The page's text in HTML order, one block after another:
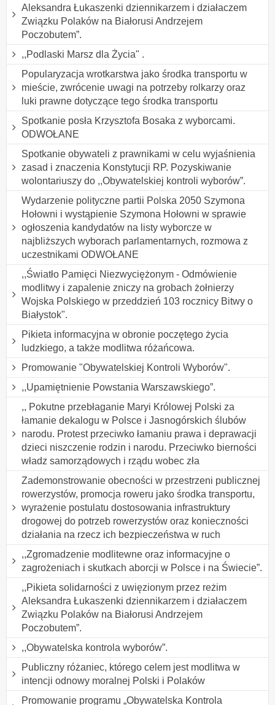
Aleksandra Łukaszenki dziennikarzem i działaczem
Związku Polaków na Białorusi Andrzejem
Poczobutem”.
,,Podlaski Marsz dla Życia" .
Popularyzacja wrotkarstwa jako środka transportu w
mieście, zwrócenie uwagi na potrzeby rolkarzy oraz
luki prawne dotyczące tego środka transportu
Spotkanie posła Krzysztofa Bosaka z wyborcami.
ODWOŁANE
Spotkanie obywateli z prawnikami w celu wyjaśnienia
zasad i znaczenia Konstytucji RP. Pozyskiwanie
wolontariuszy do ,,Obywatelskiej kontroli wyborów”.
Wydarzenie polityczne partii Polska 2050 Szymona
Hołowni i wystąpienie Szymona Hołowni w sprawie
ogłoszenia kandydatów na listy wyborcze w
najbliższych wyborach parlamentarnych, rozmowa z
uczestnikami ODWOŁANE
,,Światło Pamięci Niezwyciężonym - Odmówienie
modlitwy i zapalenie zniczy na grobach żołnierzy
Wojska Polskiego w przeddzień 103 rocznicy Bitwy o
Białystok".
Pikieta informacyjna w obronie poczętego życia
ludzkiego, a także modlitwa różańcowa.
Promowanie "Obywatelskiej Kontroli Wyborów".
,,Upamiętnienie Powstania Warszawskiego”.
,, Pokutne przebłaganie Maryi Królowej Polski za
łamanie dekalogu w Polsce i Jasnogórskich ślubów
narodu. Protest przeciwko łamaniu prawa i deprawacji
dzieci niszczenie rodzin i narodu. Przeciwko bierności
władz samorządowych i rządu wobec zła
Zademonstrowanie obecności w przestrzeni publicznej
rowerzystów, promocja roweru jako środka transportu,
wyrażenie postulatu dostosowania infrastruktury
drogowej do potrzeb rowerzystów oraz konieczności
działania na rzecz ich bezpieczeństwa w ruch
,,Zgromadzenie modlitewne oraz informacyjne o
zagrożeniach i skutkach aborcji w Polsce i na Świecie”.
,,Pikieta solidarności z uwięzionym przez reżim
Aleksandra Łukaszenki dziennikarzem i działaczem
Związku Polaków na Białorusi Andrzejem
Poczobutem”.
,,Obywatelska kontrola wyborów”.
Publiczny różaniec, którego celem jest modlitwa w
intencji odnowy moralnej Polski i Polaków
Promowanie programu „Obywatelska Kontrola